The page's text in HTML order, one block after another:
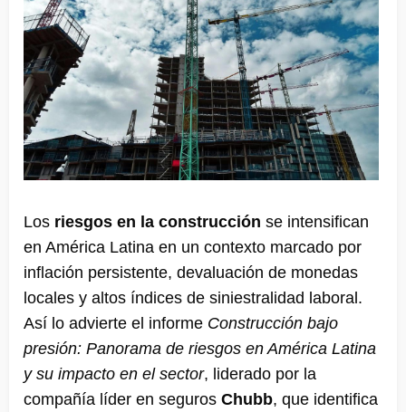
Los riesgos en la construcción se intensifican
en América Latina en un contexto marcado por
inflación persistente, devaluación de monedas
locales y altos índices de siniestralidad laboral.
Así lo advierte el informe Construcción bajo
presión: Panorama de riesgos en América Latina
y su impacto en el sector, liderado por la
compañía líder en seguros Chubb, que identifica